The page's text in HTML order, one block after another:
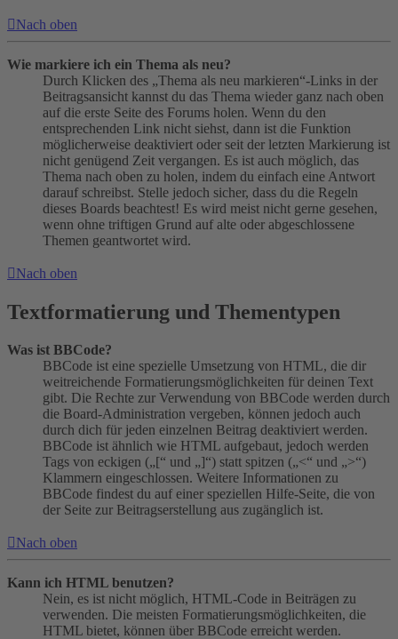
Nach oben
Wie markiere ich ein Thema als neu?
Durch Klicken des „Thema als neu markieren“-Links in der
Beitragsansicht kannst du das Thema wieder ganz nach oben
auf die erste Seite des Forums holen. Wenn du den
entsprechenden Link nicht siehst, dann ist die Funktion
möglicherweise deaktiviert oder seit der letzten Markierung ist
nicht genügend Zeit vergangen. Es ist auch möglich, das
Thema nach oben zu holen, indem du einfach eine Antwort
darauf schreibst. Stelle jedoch sicher, dass du die Regeln
dieses Boards beachtest! Es wird meist nicht gerne gesehen,
wenn ohne triftigen Grund auf alte oder abgeschlossene
Themen geantwortet wird.
Nach oben
Textformatierung und Thementypen
Was ist BBCode?
BBCode ist eine spezielle Umsetzung von HTML, die dir
weitreichende Formatierungsmöglichkeiten für deinen Text
gibt. Die Rechte zur Verwendung von BBCode werden durch
die Board-Administration vergeben, können jedoch auch
durch dich für jeden einzelnen Beitrag deaktiviert werden.
BBCode ist ähnlich wie HTML aufgebaut, jedoch werden
Tags von eckigen („[“ und „]“) statt spitzen („<“ und „>“)
Klammern eingeschlossen. Weitere Informationen zu
BBCode findest du auf einer speziellen Hilfe-Seite, die von
der Seite zur Beitragserstellung aus zugänglich ist.
Nach oben
Kann ich HTML benutzen?
Nein, es ist nicht möglich, HTML-Code in Beiträgen zu
verwenden. Die meisten Formatierungsmöglichkeiten, die
HTML bietet, können über BBCode erreicht werden.